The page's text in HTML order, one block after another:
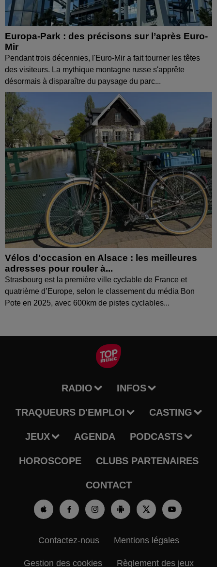
Europa-Park : des précisons sur l’après Euro-
Mir
Pendant trois décennies, l'Euro-Mir a fait tourner les têtes
des visiteurs. La mythique montagne russe s'apprête
désormais à disparaître du paysage du parc...
Vélos d'occasion en Alsace : les meilleures
adresses pour rouler à...
Strasbourg est la première ville cyclable de France et
quatrième d’Europe, selon le classement du média Bon
Pote en 2025, avec 600km de pistes cyclables...
RADIO INFOS
TRAQUEURS D'EMPLOI CASTING
JEUX AGENDA PODCASTS
HOROSCOPE CLUBS PARTENAIRES
CONTACT
Contactez-nous Mentions légales
Gestion des cookies Règlement des jeux